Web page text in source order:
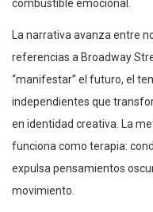
combustible emocional.
La narrativa avanza entre
referencias a Broadway
“manifestar” el futuro, el
independientes que
en identidad creativa. La
funciona como terapia:
expulsa pensamientos
movimiento.